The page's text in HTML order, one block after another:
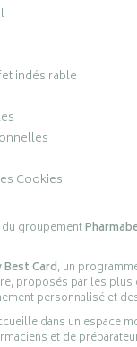
indésirable
Cookies
groupement
Best Card, un
proposés par les
personnalisé et
dans un espace
et de